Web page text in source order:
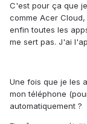
C'est pour ça que
comme Acer Cloud,
enfin toutes les
me sert pas. J'ai
Une fois que je les
mon téléphone
automatiquement ?